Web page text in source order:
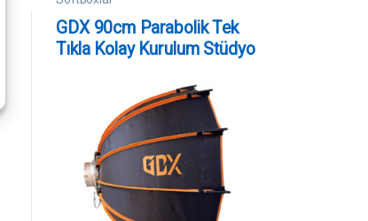
GDX 90cm Parabolik Tek
Tıkla Kolay Kurulum Stüdyo